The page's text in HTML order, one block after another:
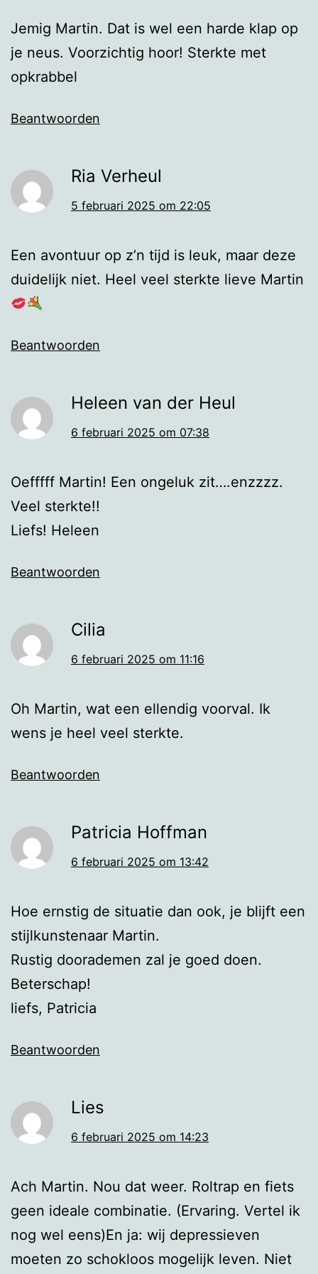
Jemig Martin. Dat is wel een harde klap op
je neus. Voorzichtig hoor! Sterkte met
opkrabbel
Beantwoorden
Ria Verheul
5 februari 2025 om 22:05
Een avontuur op z’n tijd is leuk, maar deze
duidelijk niet. Heel veel sterkte lieve Martin
Beantwoorden
Heleen van der Heul
6 februari 2025 om 07:38
Oefffff Martin! Een ongeluk zit….enzzzz.
Veel sterkte!!
Liefs! Heleen
Beantwoorden
Cilia
6 februari 2025 om 11:16
Oh Martin, wat een ellendig voorval. Ik
wens je heel veel sterkte.
Beantwoorden
Patricia Hoffman
6 februari 2025 om 13:42
Hoe ernstig de situatie dan ook, je blijft een
stijlkunstenaar Martin.
Rustig doorademen zal je goed doen.
Beterschap!
liefs, Patricia
Beantwoorden
Lies
6 februari 2025 om 14:23
Ach Martin. Nou dat weer. Roltrap en fiets
geen ideale combinatie. (Ervaring. Vertel ik
nog wel eens)En ja: wij depressieven
moeten zo schokloos mogelijk leven. Niet